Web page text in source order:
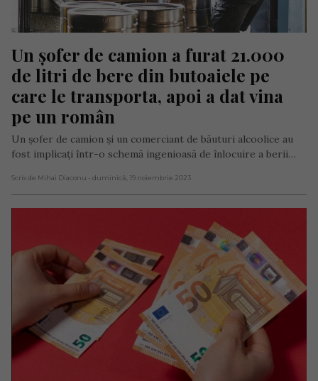
Un șofer de camion a furat 21.000
de litri de bere din butoaiele pe
care le transporta, apoi a dat vina
pe un român
Un șofer de camion și un comerciant de băuturi alcoolice au
fost implicați într-o schemă ingenioasă de înlocuire a berii…
Scris de Mihai Diaconu - duminică, 19 noiembrie 2023